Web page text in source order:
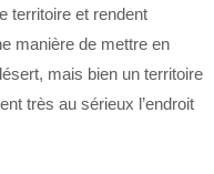
territoire et rendent
manière de mettre en
mais bien un territoire
très au sérieux l’endroit